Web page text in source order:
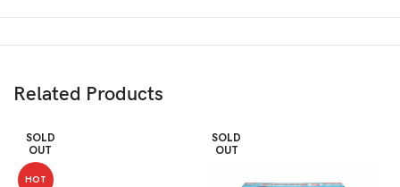
Related Products
SOLD
OUT
HOT
SOLD
OUT